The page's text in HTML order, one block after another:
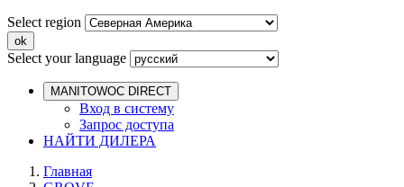
Select region
Select your language
MANITOWOC DIRECT
Вход в систему
Запрос доступа
НАЙТИ ДИЛЕРА
Главная